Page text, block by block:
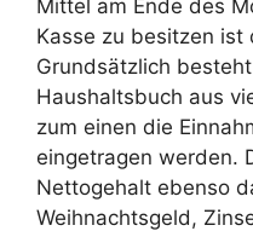
Mittel am Ende des
Kasse zu besitzen ist
Grundsätzlich
Haushaltsbuch aus
zum einen die
eingetragen werden.
Nettogehalt ebenso
Weihnachtsgeld,